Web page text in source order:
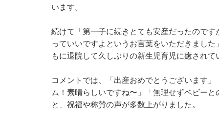
います。
続けて「第一子に続きとても安産だったので
っていいですよというお言葉をいただきまし
もに退院して久しぶりの新生児育児に癒されて
コメントでは、「出産おめでとうございます
ム！素晴らしいですね〜」「無理せずベビー
と、祝福や称賛の声が多数上がりました。